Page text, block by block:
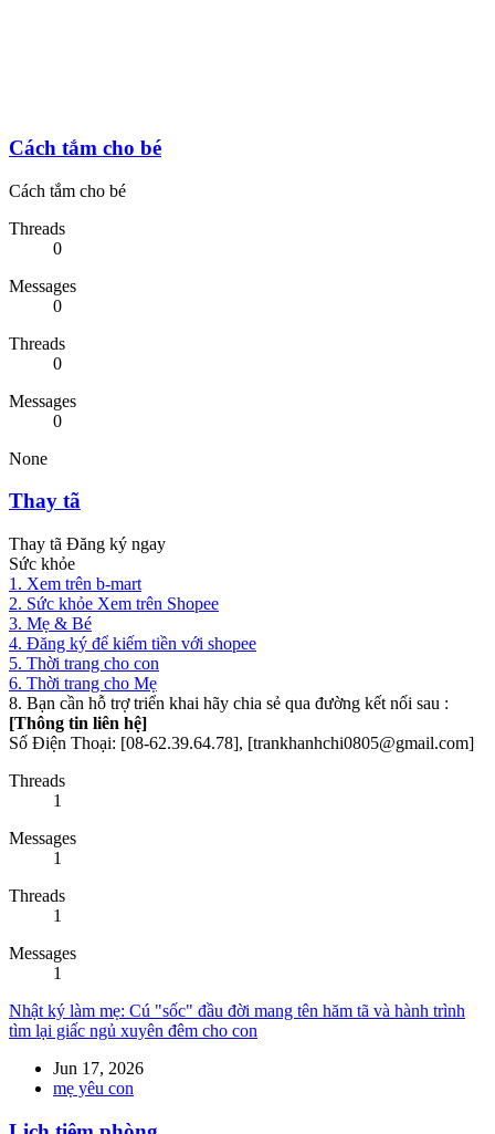
Cách tắm cho bé
Cách tắm cho bé
Threads
0
Messages
0
Threads
0
Messages
0
None
Thay tã
Thay tã Đăng ký ngay
Sức khỏe
1. Xem trên b-mart
2. Sức khỏe Xem trên Shopee
3. Mẹ & Bé
4. Đăng ký để kiếm tiền với shopee
5. Thời trang cho con
6. Thời trang cho Mẹ
8. Bạn cần hỗ trợ triển khai hãy chia sẻ qua đường kết nối sau :
[Thông tin liên hệ]
Số Điện Thoại: [08-62.39.64.78], [trankhanhchi0805@gmail.com]
Threads
1
Messages
1
Threads
1
Messages
1
Nhật ký làm mẹ: Cú "sốc" đầu đời mang tên hăm tã và hành trình
tìm lại giấc ngủ xuyên đêm cho con
Jun 17, 2026
mẹ yêu con